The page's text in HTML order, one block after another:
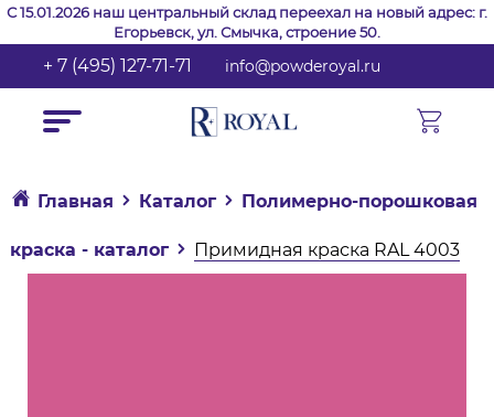
С 15.01.2026 наш центральный склад переехал на новый адрес: г.
Егорьевск, ул. Смычка, строение 50.
+ 7 (495) 127-71-71 info@powderoyal.ru
Главная Каталог Полимерно-порошковая
краска - каталог Примидная краска RAL 4003